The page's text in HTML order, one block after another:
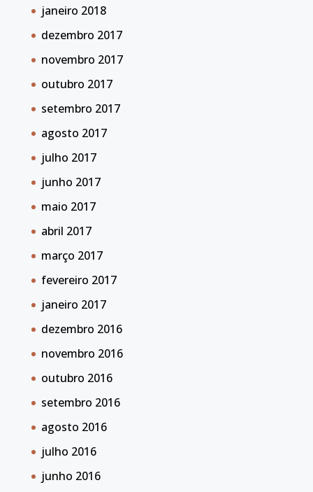
janeiro 2018
dezembro 2017
novembro 2017
outubro 2017
setembro 2017
agosto 2017
julho 2017
junho 2017
maio 2017
abril 2017
março 2017
fevereiro 2017
janeiro 2017
dezembro 2016
novembro 2016
outubro 2016
setembro 2016
agosto 2016
julho 2016
junho 2016